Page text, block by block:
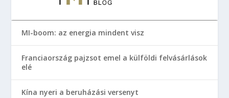
MI-boom: az energia mindent visz
Franciaország pajzsot emel a külföldi felvásárlások
elé
Kína nyeri a beruházási versenyt